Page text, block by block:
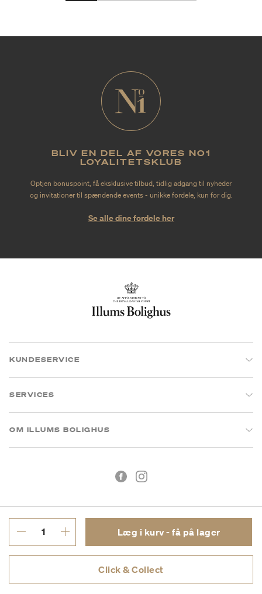
Læg i kurv - få på lager
Click & Collect
BLIV EN DEL AF VORES NO1
LOYALITETSKLUB
Optjen bonuspoint, få eksklusive tilbud, tidlig adgang til nyheder
og invitationer til spændende events - unikke fordele, kun for dig.
Se alle dine fordele her
KUNDESERVICE
SERVICES
OM ILLUMS BOLIGHUS
CVR: 26573394